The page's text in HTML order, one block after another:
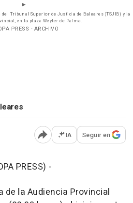
Tribunal Superior de Justicia de Baleares (TSJIB) y la
en la plaza Weyler de Palma.
PRESS - ARCHIVO
Abrir opciones para
IA Seguir en
PRESS) -
de la Audiencia Provincial